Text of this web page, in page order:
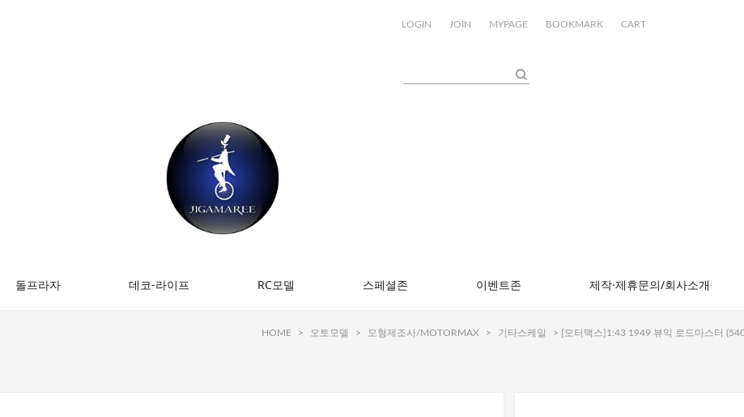
LOGIN JOIN MYPAGE BOOKMARK CART
돌프라자 데코-라이프 RC모델 스페셜존 이벤트존 제작·제휴문의/회사소개
HOME > 오토모델 > 모형제조사/MOTORMAX > 기타스케일 > [모터맥스]1:43 1949 뷰익 로드마스터